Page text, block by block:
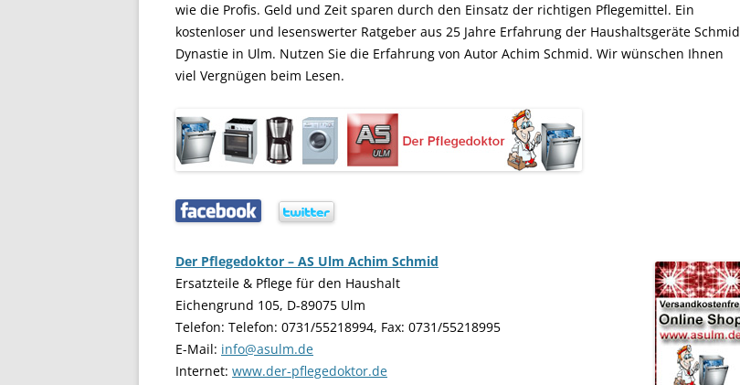
wie die Profis. Geld und Zeit sparen durch den Einsatz der richtigen Pflegemittel. Ein
kostenloser und lesenswerter Ratgeber aus 25 Jahre Erfahrung der Haushaltsgeräte Schmid
Dynastie in Ulm. Nutzen Sie die Erfahrung von Autor Achim Schmid. Wir wünschen Ihnen
viel Vergnügen beim Lesen.
Der Pflegedoktor – AS Ulm Achim Schmid
Ersatzteile & Pflege für den Haushalt
Eichengrund 105, D-89075 Ulm
Telefon: Telefon: 0731/55218994, Fax: 0731/55218995
E-Mail: info@asulm.de
Internet: www.der-pflegedoktor.de